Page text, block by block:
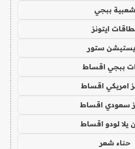
شعبية ببجي
ايتونز
ستور
ببجي اقساط
امريكي اقساط
سعودي اقساط
لودو اقساط
حناء شعر